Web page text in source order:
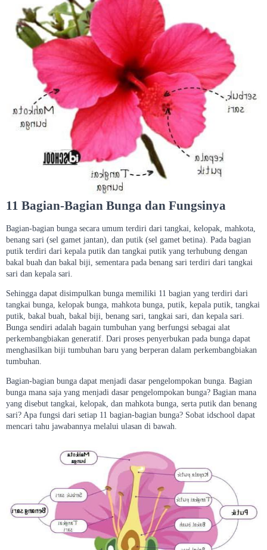
11 Bagian-Bagian Bunga dan Fungsinya
Bagian-bagian bunga secara umum terdiri dari tangkai, kelopak, mahkota,
benang sari (sel gamet jantan), dan putik (sel gamet betina). Pada bagian
putik terdiri dari kepala putik dan tangkai putik yang terhubung dengan
bakal buah dan bakal biji, sementara pada benang sari terdiri dari tangkai
sari dan kepala sari.
Sehingga dapat disimpulkan bunga memiliki 11 bagian yang terdiri dari
tangkai bunga, kelopak bunga, mahkota bunga, putik, kepala putik, tangkai
putik, bakal buah, bakal biji, benang sari, tangkai sari, dan kepala sari.
Bunga sendiri adalah bagain tumbuhan yang berfungsi sebagai alat
perkembangbiakan generatif. Dari proses penyerbukan pada bunga dapat
menghasilkan biji tumbuhan baru yang berperan dalam perkembangbiakan
tumbuhan.
Bagian-bagian bunga dapat menjadi dasar pengelompokan bunga. Bagian
bunga mana saja yang menjadi dasar pengelompokan bunga? Bagian mana
yang disebut tangkai, kelopak, dan mahkota bunga, serta putik dan benang
sari? Apa fungsi dari setiap 11 bagian-bagian bunga? Sobat idschool dapat
mencari tahu jawabannya melalui ulasan di bawah.